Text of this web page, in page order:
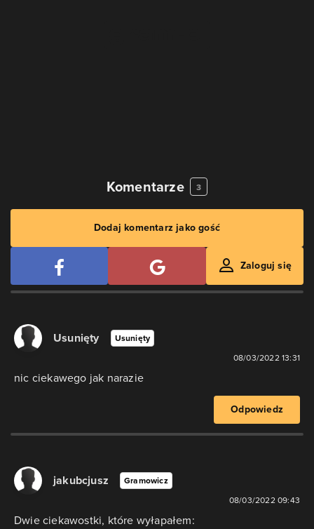
Komentarze 3
Dodaj komentarz jako gość
Zaloguj się
Usunięty Usunięty
08/03/2022 13:31
nic ciekawego jak narazie
Odpowiedz
jakubcjusz Gramowicz
08/03/2022 09:43
Dwie ciekawostki, które wyłapałem: